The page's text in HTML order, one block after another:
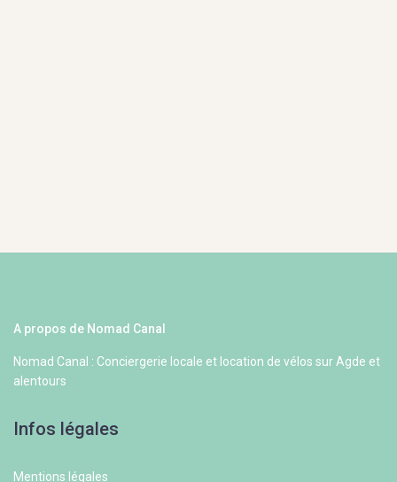
A propos de Nomad Canal
Nomad Canal : Conciergerie locale et location de vélos sur Agde et
alentours
Infos légales
Mentions légales